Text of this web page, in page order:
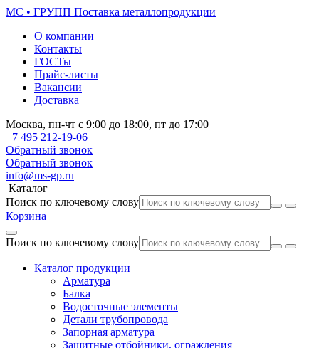
МС • ГРУПП Поставка металлопродукции
О компании
Контакты
ГОСТы
Прайс-листы
Вакансии
Доставка
Москва, пн-чт с 9:00 до 18:00, пт до 17:00
+7 495 212-19-06
Обратный звонок
Обратный звонок
info@ms-gp.ru
Каталог
Поиск по ключевому слову
Корзина
Поиск по ключевому слову
Каталог продукции
Арматура
Балка
Водосточные элементы
Детали трубопровода
Запорная арматура
Защитные отбойники, ограждения